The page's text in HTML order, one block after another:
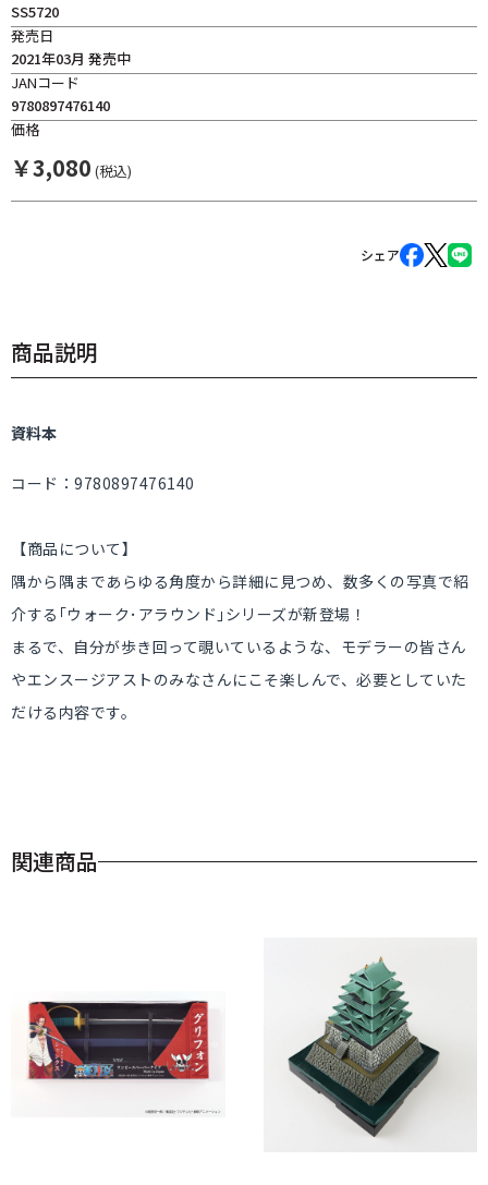
SS5720
発売日
2021年03月 発売中
JANコード
9780897476140
価格
￥3,080 (税込)
シェア
商品説明
資料本
コード：9780897476140
【商品について】
隅から隅まであらゆる角度から詳細に見つめ、数多くの写真で紹
介する｢ウォーク･アラウンド｣シリーズが新登場！
まるで、自分が歩き回って覗いているような、モデラーの皆さん
やエンスージアストのみなさんにこそ楽しんで、必要としていた
だける内容です。
関連商品